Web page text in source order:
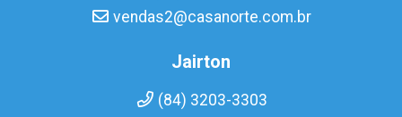
vendas2@casanorte.com.br
Jairton
(84) 3203-3303